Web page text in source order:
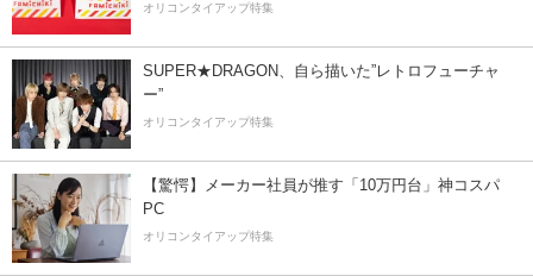
オリコンタイアップ特集
SUPER★DRAGON、自ら描いた”レトロフューチャ
ー”
オリコンタイアップ特集
【驚愕】メーカー社員が推す「10万円台」神コスパ
PC
オリコンタイアップ特集